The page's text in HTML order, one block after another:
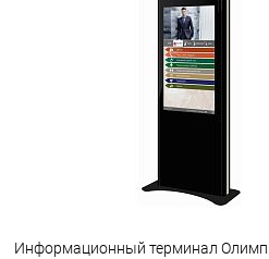
Информационный терминал Олимп